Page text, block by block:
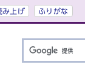
み上げ ふりがな